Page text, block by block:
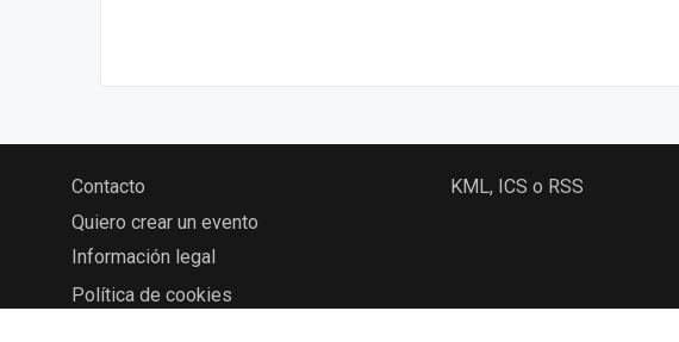
Contacto
Quiero crear un evento
Información legal
Política de cookies
KML, ICS o RSS